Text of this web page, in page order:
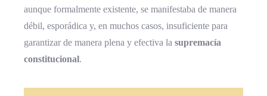
aunque formalmente existente, se manifestaba de manera
débil, esporádica y, en muchos casos, insuficiente para
garantizar de manera plena y efectiva la supremacía
constitucional.